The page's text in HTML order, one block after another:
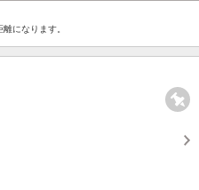
になります。